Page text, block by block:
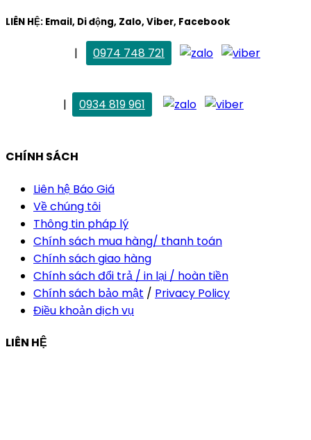
LIÊN HỆ: Email, Di động, Zalo, Viber, Facebook
|
0974 748 721
|
0934 819 961
CHÍNH SÁCH
Liên hệ Báo Giá
Về chúng tôi
Thông tin pháp lý
Chính sách mua hàng/ thanh toán
Chính sách giao hàng
Chính sách đổi trả / in lại / hoàn tiền
Chính sách bảo mật / Privacy Policy
Điều khoản dịch vụ
LIÊN HỆ